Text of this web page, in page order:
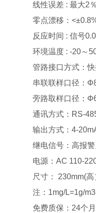
线性误差 : 最大2
零点漂移： <±
反应时间 : 信号
环境温度 : -20～
管路接口方式：
串联联样口径：Φ
旁路取样口径：Φ
通讯方式： RS-
输出方式： 4-
继电信号：高报
电源： AC 110-
尺寸： 230mm(高
注： 1mg/L=1g/
免费质保： 24个